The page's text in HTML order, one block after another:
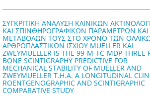
ΣΥΓΚΡΙΤΙΚΗ ΑΝΑΛΥΣΗ ΚΛΙΝΙΚΩΝ
ΚΑΙ ΣΠΙΝΘΗΡΟΓΡΑΦΙΚΩΝ ΠΑΡΑΜΕΤΡΩΝ
ΜΕΤΑΒΟΛΩΝ ΤΟΥΣ ΣΤΟ ΧΡΟΝΟ ΤΩΝ
ΑΡΘΡΟΠΛΑΣΤΙΚΩΝ ΙΣΧΙΟΥ MUELLER ΚΑΙ
ZWEYMUELLER IS THE 99-M-TC-MDP THREE
BONE SCINTIGRAPHY PREDICTIVE FOR
MECHANICAL STABILITY OF MUELLER AND
ZWEYMUELLER T.H.A. A LONGITUDINAL
ROENTGENOGRAPHIC AND SCINTIGRAPHIC
COMPARATIVE STUDY